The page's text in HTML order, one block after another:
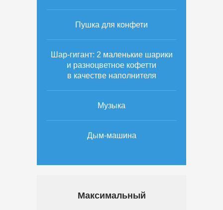
Пушка для конфети
Шар-гигант: 2 маленькие шарики
и разноцветное кофетти
в качестве наполнителя
Музыка
Дым-машина
Максимальный